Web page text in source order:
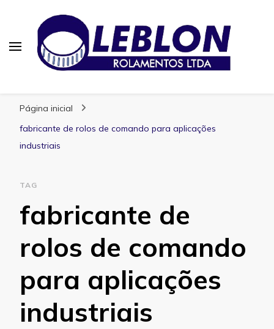
Página inicial
fabricante de rolos de comando para aplicações
industriais
TAG
fabricante de
rolos de comando
para aplicações
industriais